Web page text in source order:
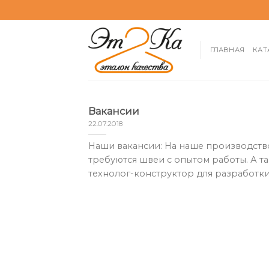
to
ГЛАВНАЯ
Вакансии
22.07.2018
Наши вакансии: На наше
требуются швеи с опытом работы. А
технолог-конструктор для разработки